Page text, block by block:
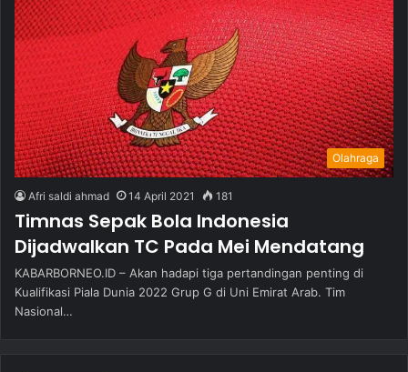
Olahraga
Afri saldi ahmad 14 April 2021 181
Timnas Sepak Bola Indonesia
Dijadwalkan TC Pada Mei Mendatang
KABARBORNEO.ID – Akan hadapi tiga pertandingan penting di
Kualifikasi Piala Dunia 2022 Grup G di Uni Emirat Arab. Tim
Nasional…